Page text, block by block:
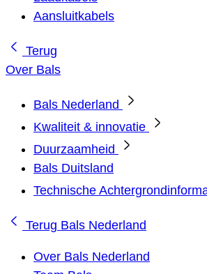
Aansluitkabels
Terug
Over Bals
Bals Nederland
Kwaliteit & innovatie
Duurzaamheid
Bals Duitsland
Technische
Terug Bals Nederland
Over Bals Nederland